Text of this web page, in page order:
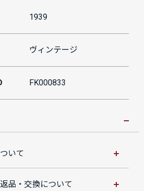
1939
ヴィンテージ
FK000833
いて
品・交換について